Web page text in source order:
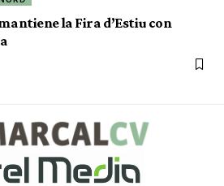
la Fira d’Estiu con